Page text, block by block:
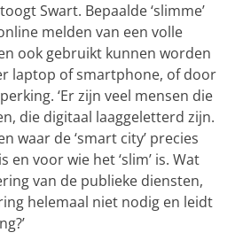
Swart. Bepaalde ‘slimme’
melden van een volle
ook gebruikt kunnen worden
laptop of smartphone, of door
‘Er zijn veel mensen die
die digitaal laaggeletterd zijn.
waar de ‘smart city’ precies
en voor wie het ‘slim’ is. Wat
van de publieke diensten,
helemaal niet nodig en leidt